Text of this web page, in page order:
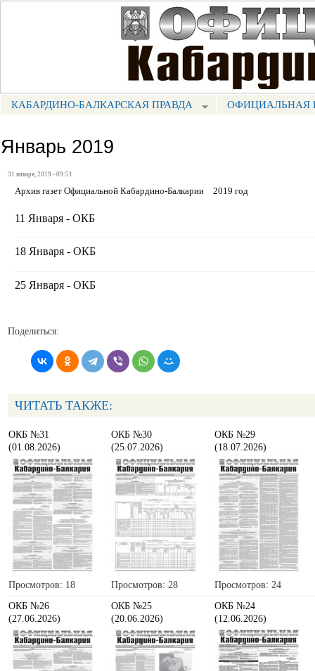
МЕНЮ КБП
КАБАРДИНО-БАЛКАРСКАЯ ПРАВДА ОФИЦИАЛЬНАЯ
Январь 2019
31 января, 2019 - 09:51
Архив газет Официальной Кабардино-Балкарии 2019 год
11 Января - ОКБ
18 Января - ОКБ
25 Января - ОКБ
Поделиться:
ЧИТАТЬ ТАКЖЕ:
ОКБ №31
(01.08.2026)
Просмотров: 18
ОКБ №30
(25.07.2026)
Просмотров: 28
ОКБ №29
(18.07.2026)
Просмотров: 24
ОКБ №26
(27.06.2026)
ОКБ №25
(20.06.2026)
ОКБ №24
(12.06.2026)